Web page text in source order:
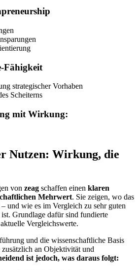
Fähigkeit
strategischer Vorhaben
Scheiterns
mit Wirkung:
Nutzen: Wirkung, die
von zeag schaffen einen klaren
Mehrwert. Sie zeigen, wo das
und wie es im Vergleich zu sehr guten
Grundlage dafür sind fundierte
Vergleichswerte.
und die wissenschaftliche Basis
an Objektivität und
ist jedoch, was daraus folgt: